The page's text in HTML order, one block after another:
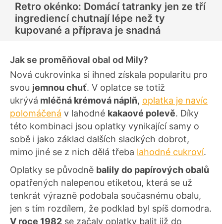
Retro okénko: Domácí tatranky jen ze tří
ingrediencí chutnají lépe než ty
kupované a příprava je snadná
Jak se proměňoval obal od Mily?
Nová cukrovinka si ihned získala popularitu pro
svou jemnou chuť. V oplatce se totiž
ukrývá mléčná krémová náplň, oplatka je navíc
polomáčená v lahodné kakaové polevě. Díky
této kombinaci jsou oplatky vynikající samy o
sobě i jako základ dalších sladkých dobrot,
mimo jiné se z nich dělá třeba lahodné cukroví.
Oplatky se původně balily do papírových obalů
opatřených nalepenou etiketou, která se už
tenkrát výrazně podobala současnému obalu,
jen s tím rozdílem, že podklad byl spíš domodra.
V roce 1982 se začaly oplatky balit již do